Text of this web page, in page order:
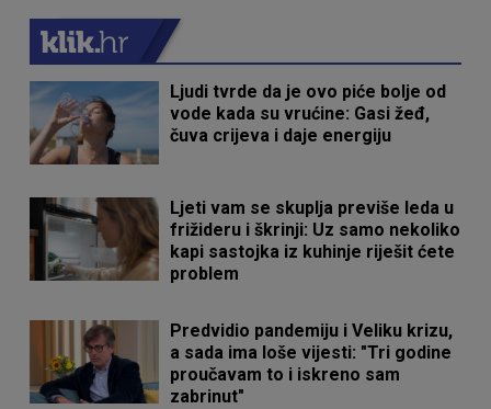
Ljudi tvrde da je ovo piće bolje od
vode kada su vrućine: Gasi žeđ,
čuva crijeva i daje energiju
Ljeti vam se skuplja previše leda u
frižideru i škrinji: Uz samo nekoliko
kapi sastojka iz kuhinje riješit ćete
problem
Predvidio pandemiju i Veliku krizu,
a sada ima loše vijesti: "Tri godine
proučavam to i iskreno sam
zabrinut"